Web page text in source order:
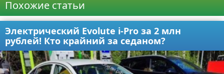
Похожие статьи
Электрический Evolute i-Pro за 2 млн
рублей! Кто крайний за седаном?